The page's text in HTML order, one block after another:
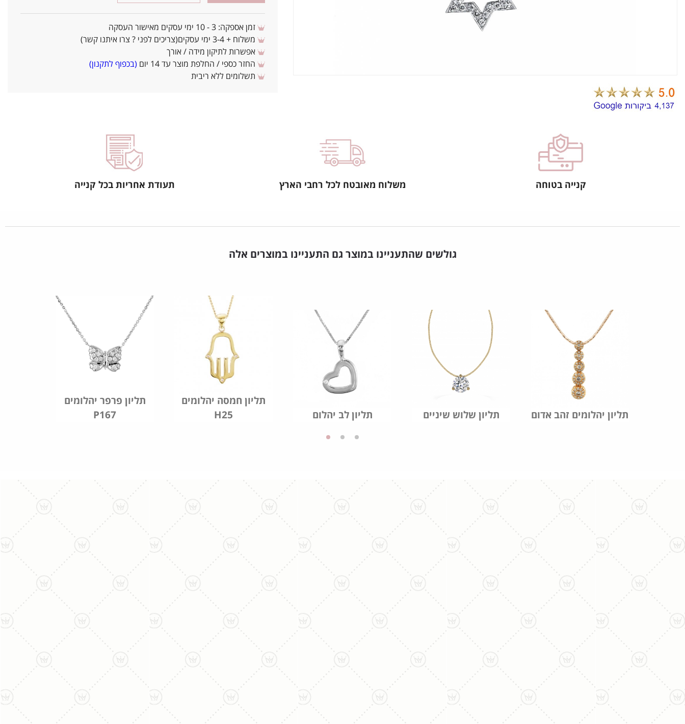
זמן אספקה: 3 - 10 ימי עסקים מאישור העסקה
משלוח + 3-4 ימי עסקים(צריכים לפני ? צרו איתנו קשר)
אפשרות לתיקון מידה / אורך
החזר כספי / החלפת מוצר עד 14 יום
(בכפוף לתקנון)
תשלומים ללא ריבית
קנייה בטוחה משלוח מאובטח לכל רחבי הארץ תעודת אחריות בכל קנייה
גולשים שהתעניינו במוצר גם התעניינו במוצרים אלה
תליון פרפר יהלומים
P167
תליון חמסה יהלומים
H25
תליון לב יהלום תליון שלוש שיניים תליון יהלומים זהב אדום